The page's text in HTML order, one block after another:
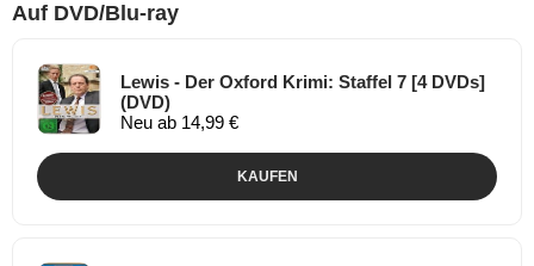
Auf DVD/Blu-ray
Lewis - Der Oxford Krimi: Staffel 7 [4 DVDs]
(DVD)
Neu ab 14,99 €
KAUFEN